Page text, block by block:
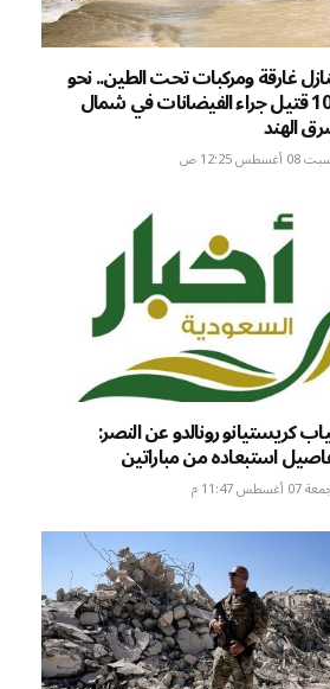
غارقة ومركبات تحت الطين.. نحو
100 قتيل جراء الفيضانات في شمال
الهند
أغسطس 12:25 ص
كريستيانو رونالدو عن النصر:
استبعاده من مباراتين
أغسطس 11:47 م